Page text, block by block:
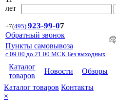
+7(495) 923-99-07
Обратный звонок
Пункты самовывоза
с 09.00 до 21.00 МСК Без выходных
Каталог
товаров
Новости Обзоры
Каталог товаров Контакты
×